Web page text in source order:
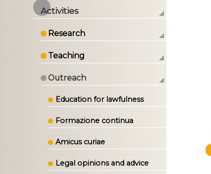
Activities
Research
Teaching
Outreach
Education for lawfulness
Formazione continua
Amicus curiae
Legal opinions and advice